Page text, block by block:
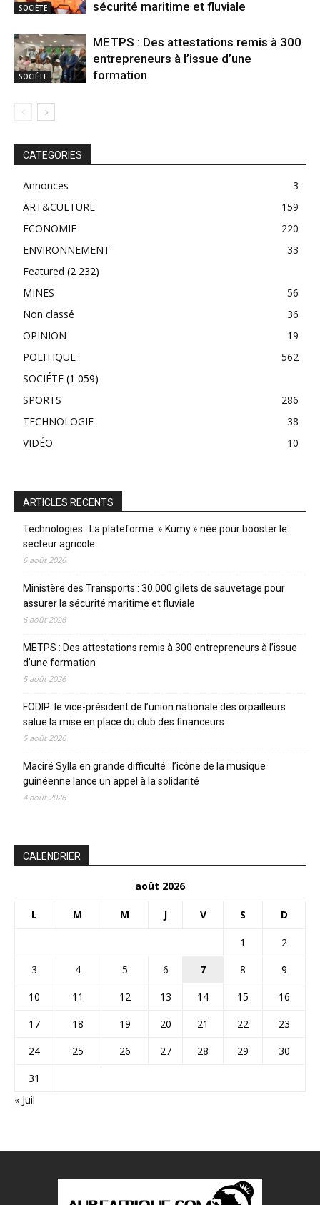
SOCIÉTE
sécurité maritime et fluviale
SOCIÉTE
METPS : Des attestations remis à 300
entrepreneurs à l’issue d’une
formation
CATEGORIES
Annonces
3
ART&CULTURE
159
ECONOMIE
220
ENVIRONNEMENT
33
Featured (2 232)
MINES
56
Non classé
36
OPINION
19
POLITIQUE
562
SOCIÉTE (1 059)
SPORTS
286
TECHNOLOGIE
38
VIDÉO
10
ARTICLES RECENTS
Technologies : La plateforme » Kumy » née pour booster le
secteur agricole
6 août 2026
Ministère des Transports : 30.000 gilets de sauvetage pour
assurer la sécurité maritime et fluviale
6 août 2026
METPS : Des attestations remis à 300 entrepreneurs à l’issue
d’une formation
5 août 2026
FODIP: le vice-président de l’union nationale des orpailleurs
salue la mise en place du club des financeurs
5 août 2026
Maciré Sylla en grande difficulté : l’icône de la musique
guinéenne lance un appel à la solidarité
4 août 2026
CALENDRIER
août 2026
L M M J V S D
1
2
3
4 5 6 7 8
9
10
11 12 13 14 15
16
17
18 19 20 21 22
23
24
25 26 27 28 29
30
31
« Juil